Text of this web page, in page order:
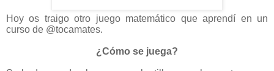
Hoy os traigo otro juego matemático que aprendí en un
curso de @tocamates.
¿Cómo se juega?